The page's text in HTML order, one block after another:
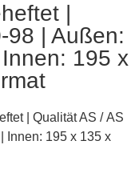
|
98 | Außen:
195 x
| Qualität AS / AS
Innen: 195 x 135 x